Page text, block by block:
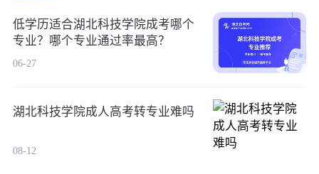
低学历适合湖北科技学院成考哪个
专业？哪个专业通过率最高？
06-27
湖北科技学院成人高考转专业难吗
08-12